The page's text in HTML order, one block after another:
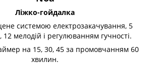
Ліжко-гойдалка
системою електрозакачування, 5
мелодій і регулюванням гучності.
на 15, 30, 45 за промовчанням 60
хвилин.